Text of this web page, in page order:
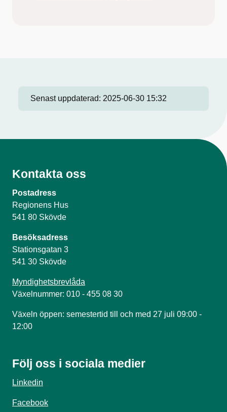
Senast uppdaterad: 2025-06-30 15:32
Kontakta oss
Postadress
Regionens Hus
541 80 Skövde
Besöksadress
Stationsgatan 3
541 30 Skövde
Myndighetsbrevlåda
Växelnummer: 010 - 455 08 30
Växeln öppen: semestertid till och med 27 juli 09:00 -
12:00
Följ oss i sociala medier
Linkedin
Facebook